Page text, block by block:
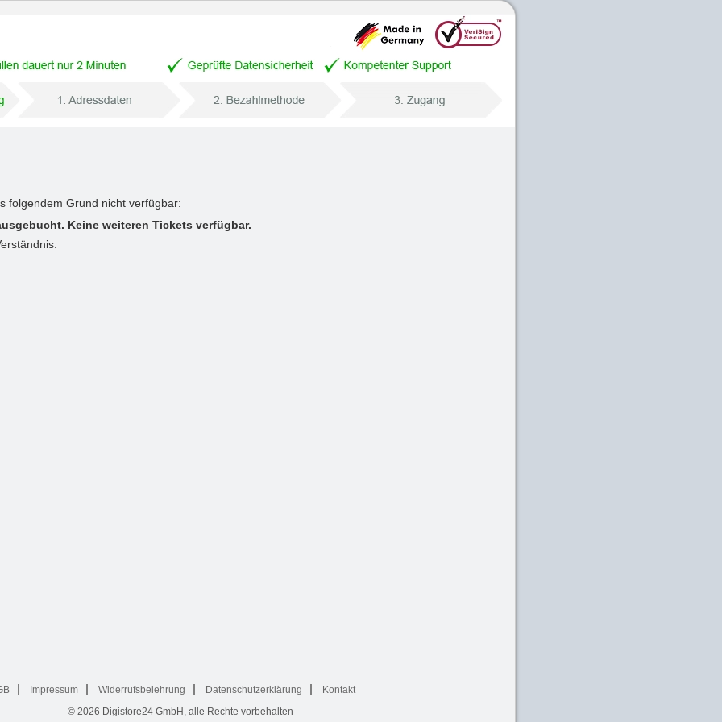
folgendem Grund nicht verfügbar:
Keine weiteren Tickets verfügbar.
Impressum Widerrufsbelehrung Datenschutzerklärung
Kontakt
© 2026 Digistore24 GmbH, alle Rechte vorbehalten